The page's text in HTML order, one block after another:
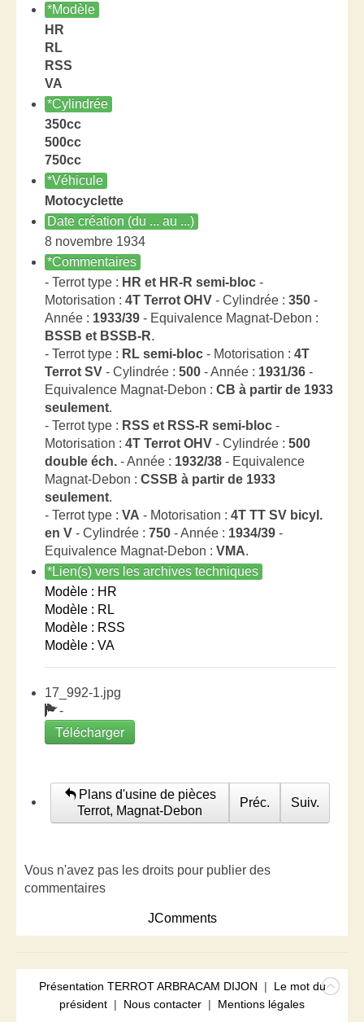
*Modèle
HR
RL
RSS
VA
*Cylindrée
350cc
500cc
750cc
*Véhicule
Motocyclette
Date création (du ... au ...)
8 novembre 1934
*Commentaires
- Terrot type : HR et HR-R semi-bloc -
Motorisation : 4T Terrot OHV - Cylindrée : 350 -
Année : 1933/39 - Equivalence Magnat-Debon :
BSSB et BSSB-R.
- Terrot type : RL semi-bloc - Motorisation : 4T
Terrot SV - Cylindrée : 500 - Année : 1931/36 -
Equivalence Magnat-Debon : CB à partir de 1933
seulement.
- Terrot type : RSS et RSS-R semi-bloc -
Motorisation : 4T Terrot OHV - Cylindrée : 500
double éch. - Année : 1932/38 - Equivalence
Magnat-Debon : CSSB à partir de 1933
seulement.
- Terrot type : VA - Motorisation : 4T TT SV bicyl.
en V - Cylindrée : 750 - Année : 1934/39 -
Equivalence Magnat-Debon : VMA.
*Lien(s) vers les archives techniques
Modèle : HR
Modèle : RL
Modèle : RSS
Modèle : VA
17_992-1.jpg
-
Télécharger
Plans d'usine de pièces
Terrot, Magnat-Debon
Préc. Suiv.
Vous n'avez pas les droits pour publier des
commentaires
JComments
Présentation TERROT ARBRACAM DIJON | Le mot du
président | Nous contacter | Mentions légales